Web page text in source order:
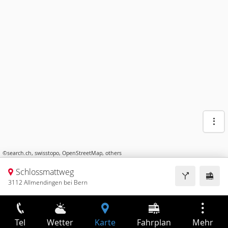
©search.ch, swisstopo, OpenStreetMap, others
Schlossmattweg
3112 Allmendingen bei Bern
Tel Wetter Karte Fahrplan Mehr